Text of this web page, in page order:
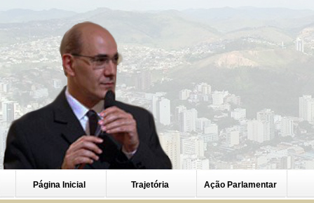
Página Inicial Trajetória Ação Parlamentar